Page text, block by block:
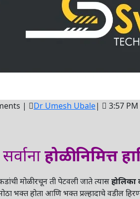
| Dr Umesh UbaleDr
| 3:57 PM
होळी निमित्त
मोळी रचून ती पेटवली जाते त्यासहोलिका
भक्त होता आणि भक्त प्रल्हादाचे वडील